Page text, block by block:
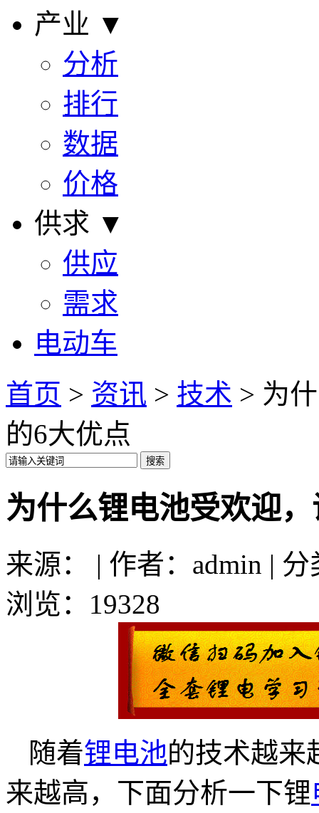
产业 ▼
分析
排行
数据
价格
供求 ▼
供应
需求
电动车
首页 > 资讯 > 技术 > 为
的6大优点
为什么锂电池受欢迎
来源： | 作者：admin | 分
浏览：19328
随着锂电池的技术越来
来越高，下面分析一下锂